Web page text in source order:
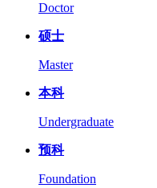
Doctor
硕士
Master
本科
Undergraduate
预科
Foundation